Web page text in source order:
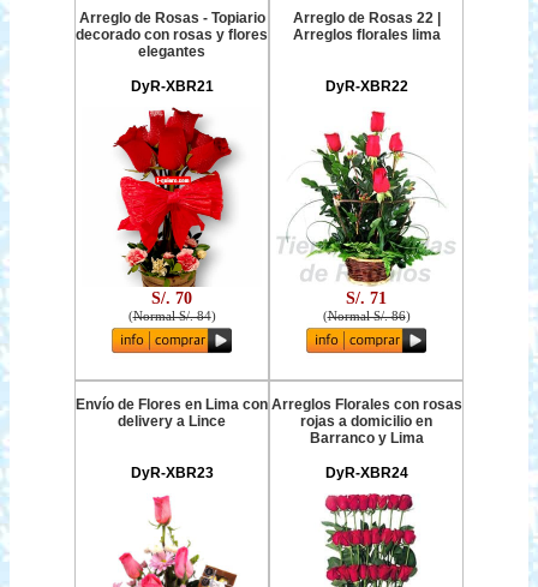
Arreglo de Rosas - Topiario
decorado con rosas y flores
elegantes
DyR-XBR21
S/. 70
(Normal S/. 84)
Arreglo de Rosas 22 |
Arreglos florales lima
DyR-XBR22
S/. 71
(Normal S/. 86)
Envío de Flores en Lima con
delivery a Lince
DyR-XBR23
Arreglos Florales con rosas
rojas a domicilio en
Barranco y Lima
DyR-XBR24